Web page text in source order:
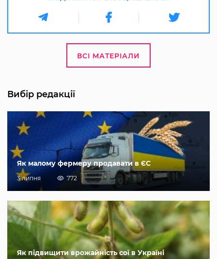
ВСІ МАТЕРІАЛИ
Вибір редакції
Як малому фермеру продавати в ЄС
3 липня 772
Як підвищити врожайність сої в Україні